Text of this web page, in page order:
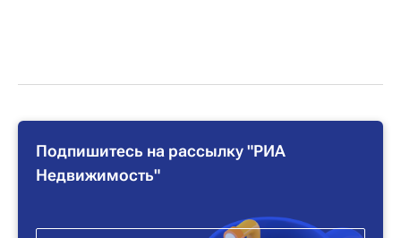
Подпишитесь на рассылку "РИА
Недвижимость"